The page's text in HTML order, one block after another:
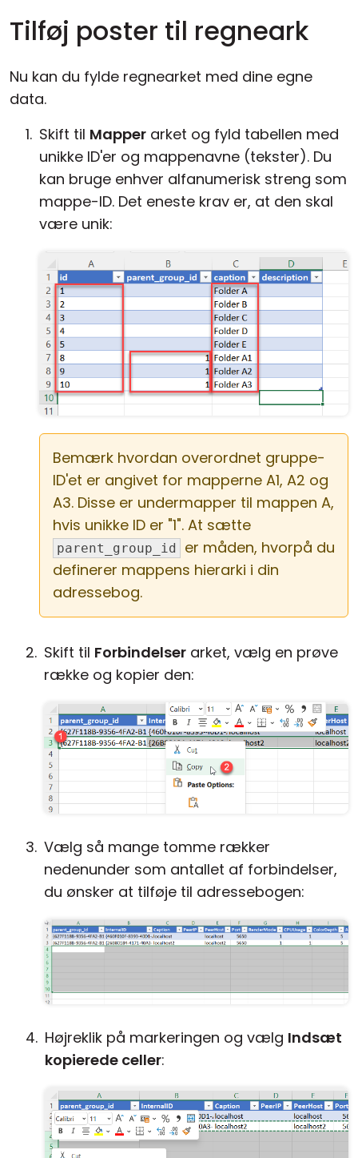
Tilføj poster til regneark
Nu kan du fylde regnearket med dine egne
data.
Skift til Mapper arket og fyld tabellen med
unikke ID'er og mappenavne (tekster). Du
kan bruge enhver alfanumerisk streng som
mappe-ID. Det eneste krav er, at den skal
være unik:
Bemærk hvordan overordnet gruppe-
ID'et er angivet for mapperne A1, A2 og
A3. Disse er undermapper til mappen A,
hvis unikke ID er "1". At sætte
parent_group_id
er måden, hvorpå du
definerer mappens hierarki i din
adressebog.
Skift til Forbindelser arket, vælg en prøve
række og kopier den:
Vælg så mange tomme rækker
nedenunder som antallet af forbindelser,
du ønsker at tilføje til adressebogen:
Højreklik på markeringen og vælg Indsæt
kopierede celler: